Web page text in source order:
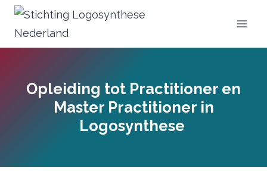
Doorgaan
naar
inhoud
Opleiding tot Practitioner en
Master Practitioner in
Logosynthese